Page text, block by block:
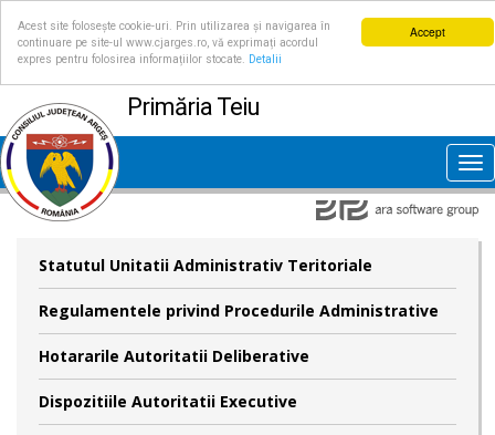
Accept
Acest site folosește cookie-uri. Prin utilizarea și navigarea în
continuare pe site-ul www.cjarges.ro, vă exprimați acordul
expres pentru folosirea informațiilor stocate.
Detalii
Primăria Teiu
Statutul Unitatii Administrativ Teritoriale
Regulamentele privind Procedurile Administrative
Hotararile Autoritatii Deliberative
Dispozitiile Autoritatii Executive